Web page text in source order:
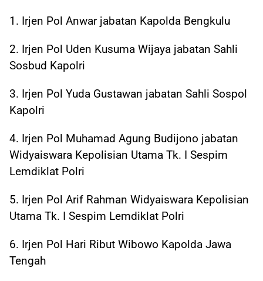
1. Irjen Pol Anwar jabatan Kapolda Bengkulu
2. Irjen Pol Uden Kusuma Wijaya jabatan Sahli
Sosbud Kapolri
3. Irjen Pol Yuda Gustawan jabatan Sahli Sospol
Kapolri
4. Irjen Pol Muhamad Agung Budijono jabatan
Widyaiswara Kepolisian Utama Tk. I Sespim
Lemdiklat Polri
5. Irjen Pol Arif Rahman Widyaiswara Kepolisian
Utama Tk. I Sespim Lemdiklat Polri
6. Irjen Pol Hari Ribut Wibowo Kapolda Jawa
Tengah